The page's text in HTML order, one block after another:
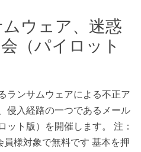
ウェア、迷惑
（パイロット
ランサムウェアによる不正ア
侵入経路の一つであるメール
ット版）を開催します。 注：
様対象で無料です 基本を押